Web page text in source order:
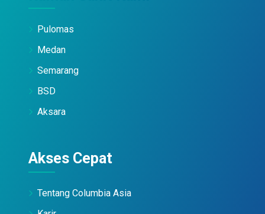
Pulomas
Medan
Semarang
BSD
Aksara
Akses Cepat
Tentang Columbia Asia